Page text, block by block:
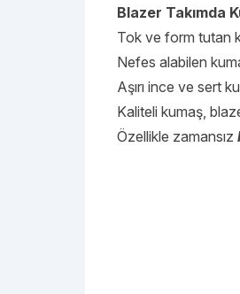
Blazer Takımda
Tok ve form tutan
Nefes alabilen
Aşırı ince ve sert
Kaliteli kumaş,
Özellikle zamansız